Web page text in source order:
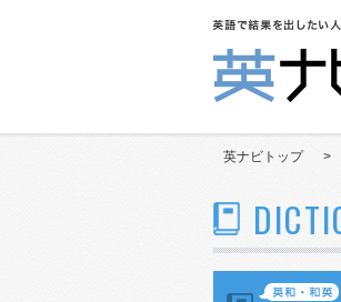
英ナビトップ >